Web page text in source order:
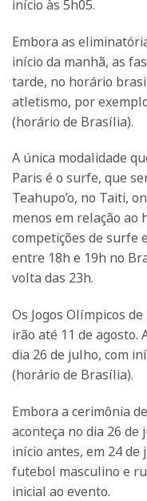
início às 5h05.
Embora as
início da manhã, as
tarde, no horário
atletismo, por
(horário de Brasília).
A única modalidade
Paris é o surfe, que
Teahupo’o, no Taiti,
menos em relação ao
competições de surfe
entre 18h e 19h no
volta das 23h.
Os Jogos Olímpicos
irão até 11 de agosto.
dia 26 de julho, com
(horário de Brasília).
Embora a cerimônia
aconteça no dia 26 de
início antes, em 24 de
futebol masculino e
inicial ao evento.